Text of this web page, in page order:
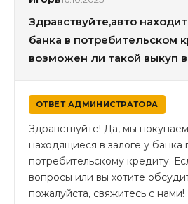
Здравствуйте,авто
банка в потребительском
возможен ли такой выкуп
ОТВЕТ АДМИНИСТРАТОРА
Здравствуйте! Да, мы
находящиеся в залоге у банка
потребительскому кредиту.
вопросы или вы хотите
пожалуйста, свяжитесь с нами!